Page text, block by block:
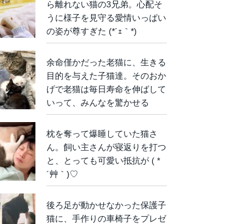
ら離れない猫の3兄弟。心配そ
うに様子を見守る愛情いっぱい
の姿が尊すぎた (*´ｪ｀*)
余命僅かだった老猫に、生きる
目的を与えた子猫達。そのおか
げで老猫は毎日寿命を伸ばして
いって、みんなを驚かせる
枕を奪って爆睡していた猫さ
ん。飼い主さんが寝返りを打つ
と、とっても可愛い抵抗が ( *
´艸｀)♡
後ろ足が動かせなかった保護子
猫に、手作りの車椅子をプレゼ